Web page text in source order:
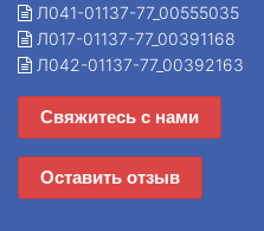
Л041-01137-77_00555035
Л017-01137-77_00391168
Л042-01137-77_00392163
Свяжитесь с нами
Оставить отзыв